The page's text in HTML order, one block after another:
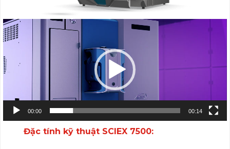
Trình
chơi
00:00 00:14
Đặc tính kỹ thuật SCIEX 7500: